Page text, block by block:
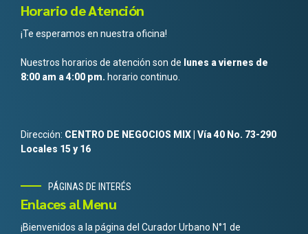
Horario de Atención
¡Te esperamos en nuestra oficina!
Nuestros horarios de atención son de lunes a viernes de
8:00 am a 4:00 pm. horario continuo.
Dirección: CENTRO DE NEGOCIOS MIX | Vía 40 No. 73-290
Locales 15 y 16
PÁGINAS DE INTERÉS
Enlaces al Menu
¡Bienvenidos a la página del Curador Urbano N°1 de